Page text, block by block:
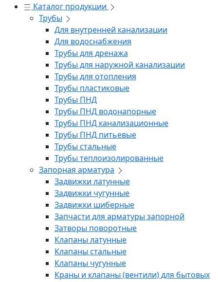
Каталог продукции
Трубы
Для внутренней канализации
Для водоснабжения
Трубы для дренажа
Трубы для наружной канализации
Трубы для отопления
Трубы пластиковые
Трубы ПНД
Трубы ПНД водонапорные
Трубы ПНД канализационные
Трубы ПНД питьевые
Трубы стальные
Трубы теплоизолированные
Запорная арматура
Задвижки латунные
Задвижки чугунные
Задвижки шиберные
Запчасти для арматуры запорной
Затворы поворотные
Клапаны латунные
Клапаны стальные
Клапаны чугунные
Краны и клапаны (вентили) для бытовых